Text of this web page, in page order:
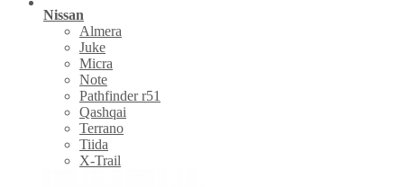
Nissan
Almera
Juke
Micra
Note
Pathfinder r51
Qashqai
Terrano
Tiida
X-Trail